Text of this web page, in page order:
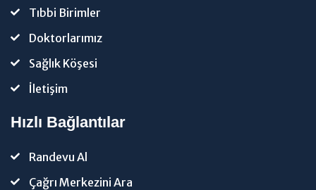
Tıbbi Birimler
Doktorlarımız
Sağlık Köşesi
İletişim
Hızlı Bağlantılar
Randevu Al
Çağrı Merkezini Ara